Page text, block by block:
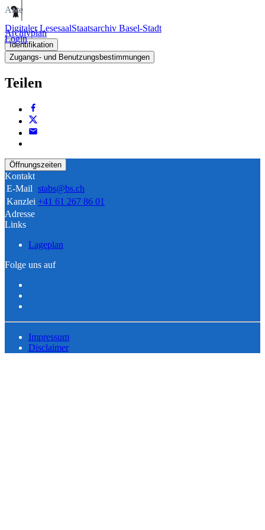
Digitaler LesesaalStaatsarchiv Basel-Stadt
Login
Akte
Archivplan
Identifikation
Zugangs- und Benutzungsbestimmungen
Teilen
Öffnungszeiten
Kontakt
E-Mail stabs@bs.ch
Kanzlei +41 61 267 86 01
Adresse
Links
Lageplan
Folge uns auf
Impressum
Disclaimer